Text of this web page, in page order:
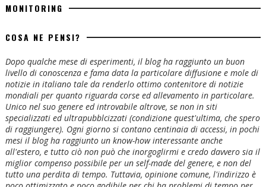
MONITORING
COSA NE PENSI?
Dopo qualche mese di esperimenti, il blog ha raggiunto un buon
livello di conoscenza e fama data la particolare diffusione e mole di
notizie in italiano tale da renderlo ottimo contenitore di notizie
mondiali per quanto riguarda corse ed allevamento in particolare.
Unico nel suo genere ed introvabile altrove, se non in siti
specializzati ed ultrapubblcizzati (condizione quest'ultima, che spero
di raggiungere). Ogni giorno si contano centinaia di accessi, in pochi
mesi il blog ha raggiunto un know-how interessante anche
all'estero, e tutto ciò non può che inorgoglirmi e credo davvero sia il
miglior compenso possibile per un self-made del genere, e non del
tutto una perdita di tempo. Tuttavia, opinione comune, l'indirizzo è